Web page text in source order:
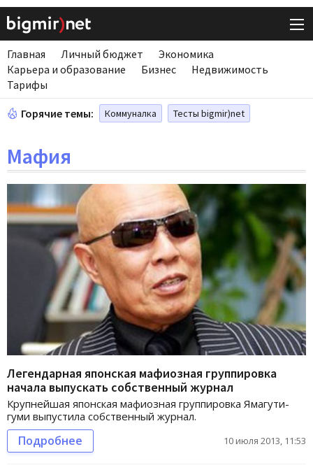
Главная Личный бюджет
Экономика
Карьера и образование
Бизнес
Недвижимость
Тарифы
Горячие темы: Коммуналка Тесты bigmir)net
Мафия
Легендарная японская мафиозная группировка
начала выпускать собственный журнал
Крупнейшая японская мафиозная группировка Ямагути-
гуми выпустила собственный журнал.
Подробнее 10 июля 2013, 11:53